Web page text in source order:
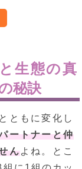
生態の真
秘訣
ともに変化し
ートナーと仲
んよね。とこ